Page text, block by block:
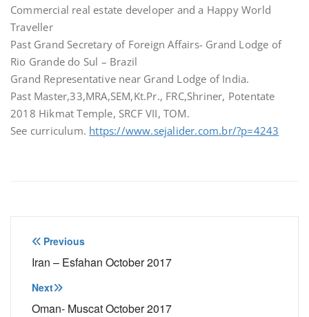
Commercial real estate developer and a Happy World
Traveller
Past Grand Secretary of Foreign Affairs- Grand Lodge of
Rio Grande do Sul – Brazil
Grand Representative near Grand Lodge of India.
Past Master,33,MRA,SEM,Kt.Pr., FRC,Shriner, Potentate
2018 Hikmat Temple, SRCF VII, TOM.
See curriculum. https://www.sejalider.com.br/?p=4243
Navegação
de
Post
Previous
Iran – Esfahan October 2017
Next
Oman- Muscat October 2017